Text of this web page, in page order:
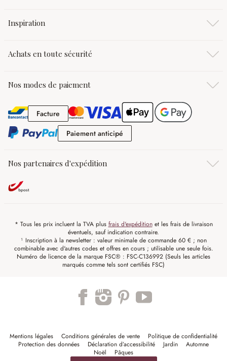
Inspiration
Achats en toute sécurité
Nos modes de paiement
FactureFacture
Paiement anticipé
Nos partenaires d'expédition
* Tous les prix incluent la TVA plus frais d'expéditionet les frais de livraison
éventuels, sauf indication contraire.
¹ Inscription à la newsletter : valeur minimale de commande 60 € ; non
combinable avec d'autres codes et offres en cours ; utilisable une seule fois.
Numéro de licence de la marque FSC® : FSC-C136992 (Seuls les articles
marqués comme tels sont certifiés FSC)
Mentions légales Conditions générales de vente
Politique de confidentialité
Protection des données
Déclaration d’accessibilité Jardin
Automne
Noël
Pâques